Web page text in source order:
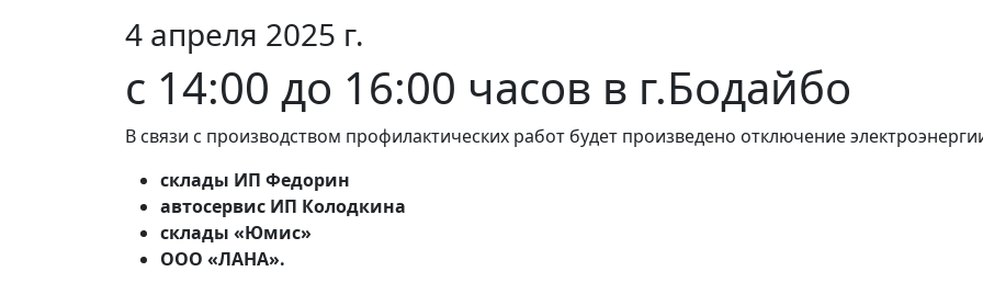
4 апреля 2025 г.
с 14:00 до 16:00 часов в г.Бодайбо
В связи с производством профилактических работ будет произведено отключение
склады ИП Федорин
автосервис ИП Колодкина
склады «Юмис»
ООО «ЛАНА».